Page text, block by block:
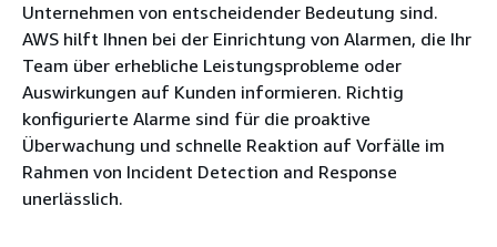
Unternehmen von entscheidender Bedeutung sind.
AWS hilft Ihnen bei der Einrichtung von Alarmen, die Ihr
Team über erhebliche Leistungsprobleme oder
Auswirkungen auf Kunden informieren. Richtig
konfigurierte Alarme sind für die proaktive
Überwachung und schnelle Reaktion auf Vorfälle im
Rahmen von Incident Detection and Response
unerlässlich.